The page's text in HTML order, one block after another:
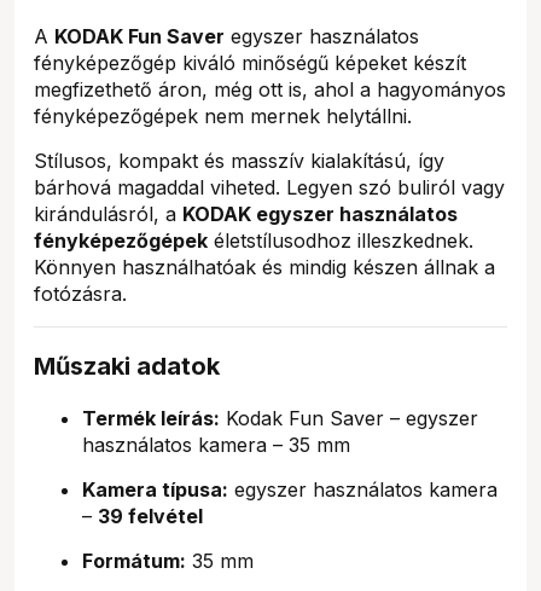
A KODAK Fun Saver egyszer használatos
fényképezőgép kiváló minőségű képeket készít
megfizethető áron, még ott is, ahol a hagyományos
fényképezőgépek nem mernek helytállni.
Stílusos, kompakt és masszív kialakítású, így
bárhová magaddal viheted. Legyen szó buliról vagy
kirándulásról, a KODAK egyszer használatos
fényképezőgépek életstílusodhoz illeszkednek.
Könnyen használhatóak és mindig készen állnak a
fotózásra.
Műszaki adatok
Termék leírás: Kodak Fun Saver – egyszer
használatos kamera – 35 mm
Kamera típusa: egyszer használatos kamera
– 39 felvétel
Formátum: 35 mm